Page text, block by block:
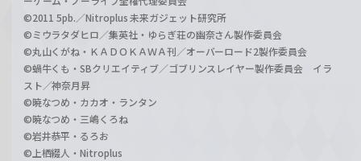
©2011 5pb.／Nitroplus 未来ガジェット研究所
©ミウラタダヒロ／集英社・ゆらぎ荘の幽奈さん製作委員会
©丸山くがね・ＫＡＤＯＫＡＷＡ刊／オーバーロード2製作委員会
©蝸牛くも・SBクリエイティブ／ゴブリンスレイヤー製作委員会 イラ
スト／神奈月昇
©暁なつめ・カカオ・ランタン
©暁なつめ・三嶋くろね
©岩井恭平・るろお
©上栖綴人・Nitroplus